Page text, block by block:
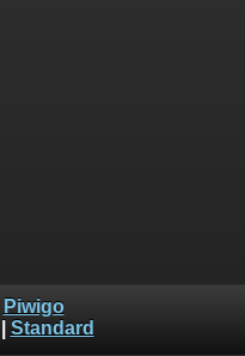
Piwigo
Standard